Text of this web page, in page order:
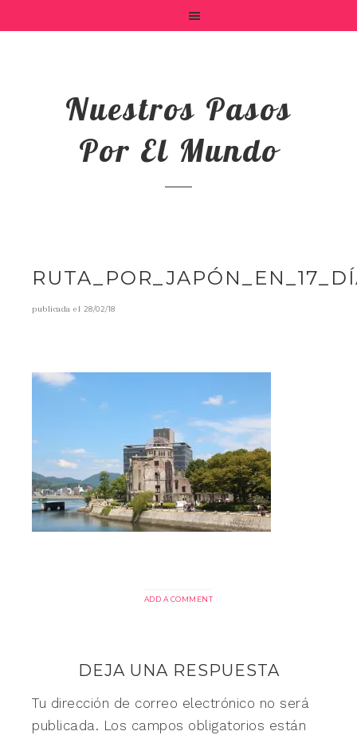
Nuestros Pasos
Por El Mundo
publicada el 28/02/18
ADD A COMMENT
DEJA UNA RESPUESTA
Tu dirección de correo electrónico no será
publicada. Los campos obligatorios están